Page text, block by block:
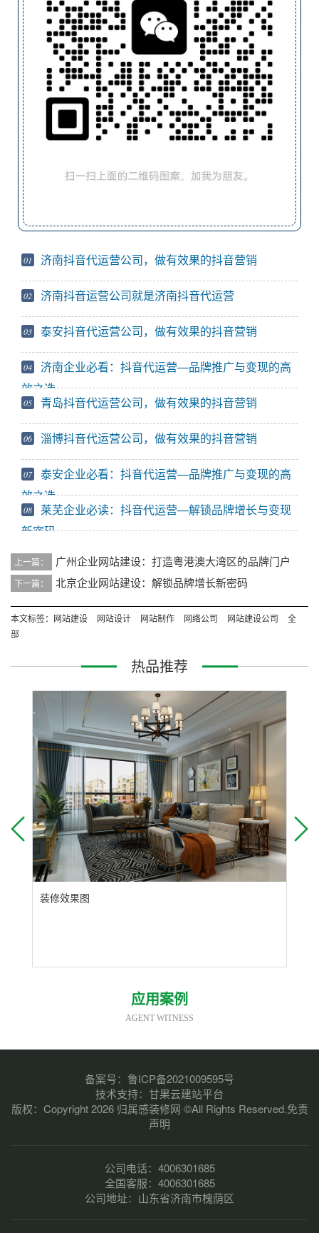
01 济南抖音代运营公司，做有效果的抖音营销
02 济南抖音运营公司就是济南抖音代运营
03 泰安抖音代运营公司，做有效果的抖音营销
04
济南企业必看：抖音代运营—品牌推广与变现的高
效之选
05 青岛抖音代运营公司，做有效果的抖音营销
06 淄博抖音代运营公司，做有效果的抖音营销
07
泰安企业必看：抖音代运营—品牌推广与变现的高
效之选
08
莱芜企业必读：抖音代运营—解锁品牌增长与变现
新密码
上一篇： 广州企业网站建设：打造粤港澳大湾区的品牌门户
下一篇： 北京企业网站建设：解锁品牌增长新密码
本文标签： 网站建设 网站设计 网站制作 网络公司 网站建设公司
全
部
热品推荐
装修效果图
应用案例
AGENT WITNESS
备案号： 鲁ICP备2021009595号
技术支持： 甘果云建站平台
版权：Copyright 2026 归属感装修网 ©All Rights Reserved.免责
声明
公司电话：4006301685
全国客服：4006301685
公司地址：山东省济南市槐荫区